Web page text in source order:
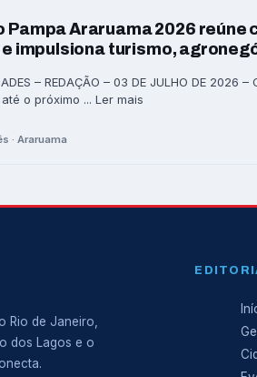
Pampa Araruama 2026
impulsiona turismo,
– REDAÇÃO – 03 DE JULHO DE
o próximo ... Ler mais
· Araruama
Rio de Janeiro,
dos Lagos e o